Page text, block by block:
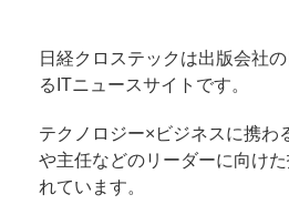
日経クロステックは出版会社
るITニュースサイトです。
テクノロジー×ビジネスに携わ
や主任などのリーダーに向け
れています。